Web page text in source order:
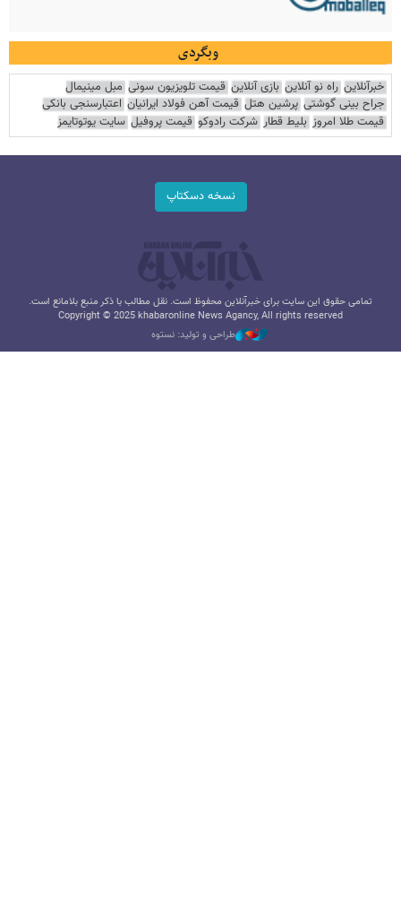
وبگردی
خبرآنلاین راه نو آنلاین بازی آنلاین قیمت تلویزیون سونی مبل مینیمال
جراح بینی گوشتی پرشین هتل قیمت آهن فولاد ایرانیان اعتبارسنجی بانکی
قیمت طلا امروز بلیط قطار شرکت رادوکو قیمت پروفیل سایت یوتوتایمز
نسخه دسکتاپ
تمامی حقوق این سایت برای خبرآنلاین محفوظ است. نقل مطالب با ذکر منبع بلامانع است.
Copyright © 2025 khabaronline News Agancy, All rights reserved
طراحی و تولید: نستوه